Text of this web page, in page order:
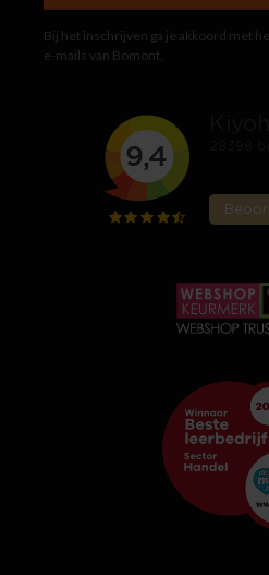
Bij het inschrijven ga je akkoord met
e-mails van Bomont.